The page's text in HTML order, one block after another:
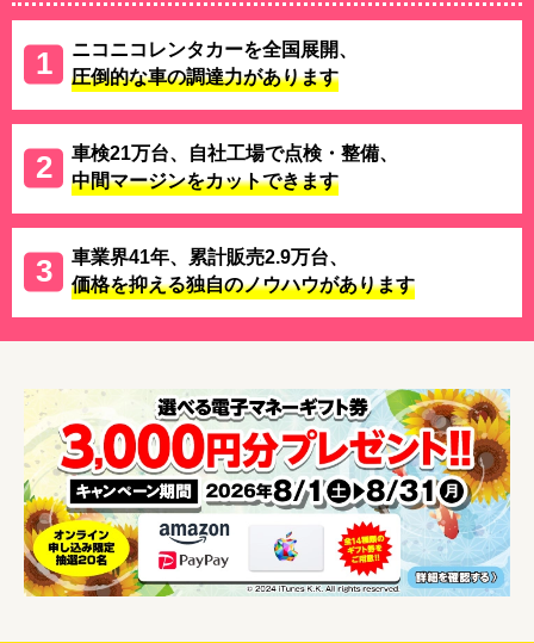
ニコニコレンタカーを全国展開、
圧倒的な車の調達力があります
車検21万台、自社工場で点検・整備、
中間マージンをカットできます
車業界41年、累計販売2.9万台、
価格を抑える独自のノウハウがあります